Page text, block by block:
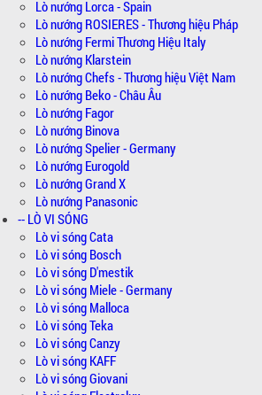
Lò nướng Lorca - Spain
Lò nướng ROSIERES - Thương hiệu Pháp
Lò nướng Fermi Thương Hiệu Italy
Lò nướng Klarstein
Lò nướng Chefs - Thương hiệu Việt Nam
Lò nướng Beko - Châu Âu
Lò nướng Fagor
Lò nướng Binova
Lò nướng Spelier - Germany
Lò nướng Eurogold
Lò nướng Grand X
Lò nướng Panasonic
-- LÒ VI SÓNG
Lò vi sóng Cata
Lò vi sóng Bosch
Lò vi sóng D'mestik
Lò vi sóng Miele - Germany
Lò vi sóng Malloca
Lò vi sóng Teka
Lò vi sóng Canzy
Lò vi sóng KAFF
Lò vi sóng Giovani